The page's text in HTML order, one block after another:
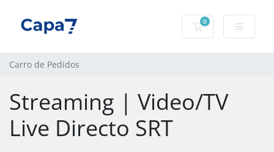
0
Carro de Pedidos
Carro de Pedidos
Streaming | Video/TV
Live Directo SRT